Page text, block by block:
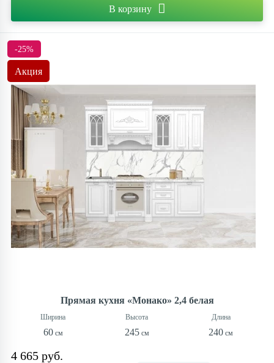
В корзину
-25%
Акция
Прямая кухня «Монако» 2,4 белая
60 245 240
4 665 руб.